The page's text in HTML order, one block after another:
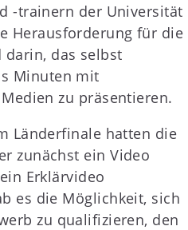
-trainern der Universität
Herausforderung für die
darin, das selbst
Minuten mit
zu präsentieren.
Länderfinale hatten die
zunächst ein Video
Erklärvideo
es die Möglichkeit, sich
zu qualifizieren, den